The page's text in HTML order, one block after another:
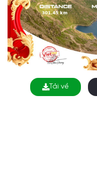
Tải về